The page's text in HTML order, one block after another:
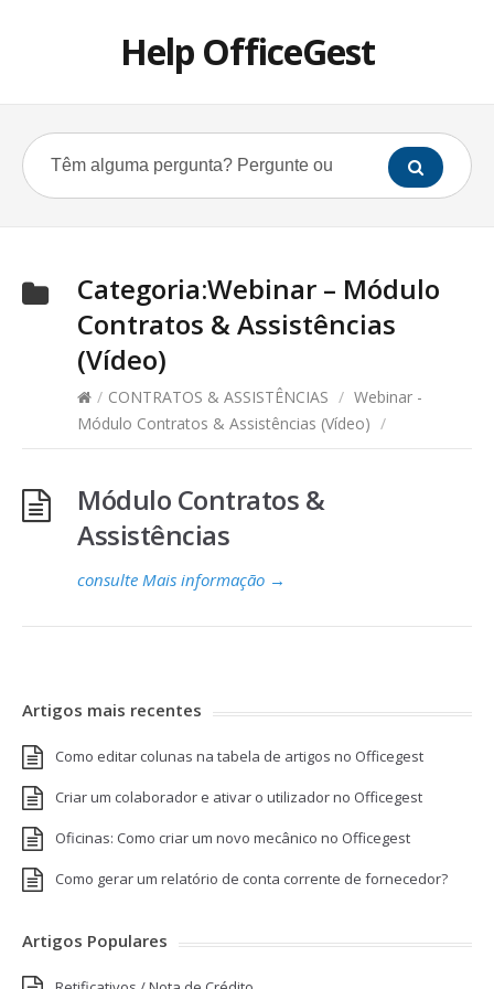
Help OfficeGest
Categoria:Webinar – Módulo
Contratos & Assistências
(Vídeo)
/ CONTRATOS & ASSISTÊNCIAS / Webinar -
Módulo Contratos & Assistências (Vídeo) /
Módulo Contratos &
Assistências
consulte Mais informação →
Artigos mais recentes
Como editar colunas na tabela de artigos no Officegest
Criar um colaborador e ativar o utilizador no Officegest
Oficinas: Como criar um novo mecânico no Officegest
Como gerar um relatório de conta corrente de fornecedor?
Artigos Populares